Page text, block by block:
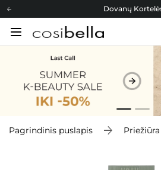
Dovanų
Cosibella lojalumo
Dovanų Kortelės
Pagrindinis puslapis Priežiūra